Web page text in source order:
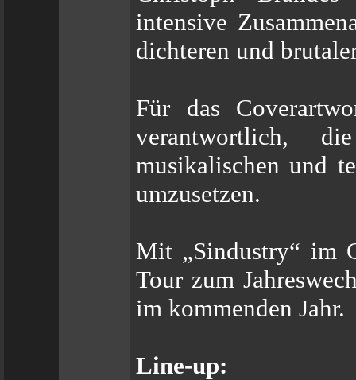
intensive
dichteren und
Für das
verantwortlich,
musikalischen und
umzusetzen.
Mit „Sindustry“ im
Tour zum
im kommenden Jahr.
Line-up: